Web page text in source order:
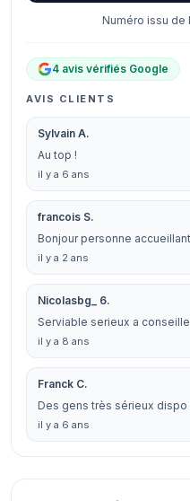
Numéro issu de
4 avis vérifiés Google
AVIS CLIENTS
Sylvain A.
Au top !
il y a 6 ans
francois S.
Bonjour personne
il y a 2 ans
Nicolasbg_ 6.
Serviable serieux a
il y a 8 ans
Franck C.
Des gens très sérieux
il y a 6 ans